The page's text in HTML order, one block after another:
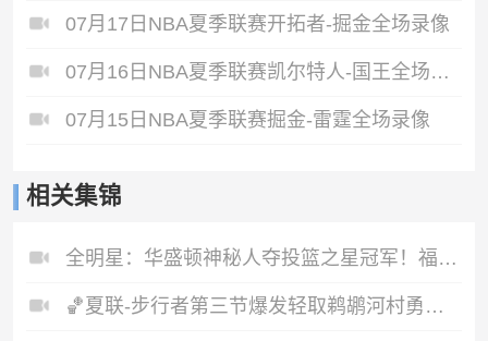
07月17日NBA夏季联赛开拓者-掘金全场录像
07月16日NBA夏季联赛凯尔特人-国王全场录像
07月15日NBA夏季联赛掘金-雷霆全场录像
相关集锦
全明星：华盛顿神秘人夺投篮之星冠军！福德夺得三分大赛冠军！
🏀夏联-步行者第三节爆发轻取鹈鹕河村勇辉5+5+12斯劳森22分